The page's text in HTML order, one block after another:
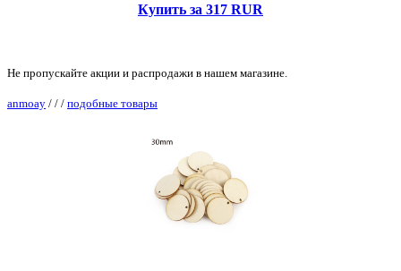
Купить за 317 RUR
Не пропускайте акции и распродажи в нашем магазине.
anmoay / / / подобные товары